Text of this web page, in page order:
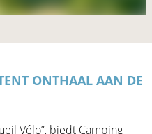
ONTHAAL AAN DE
Vélo”, biedt Camping